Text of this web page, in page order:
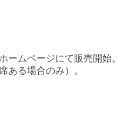
ームページにて販売開始。
ある場合のみ）。